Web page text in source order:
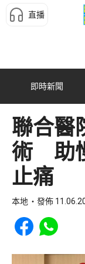
直播
即時新聞
聯合醫
術 助
止痛
本地 發佈
Share to Facebook
Share to